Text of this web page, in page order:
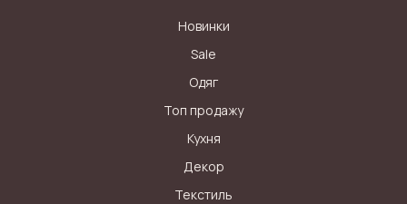
Новинки
Sale
Одяг
Топ продажу
Кухня
Декор
Текстиль